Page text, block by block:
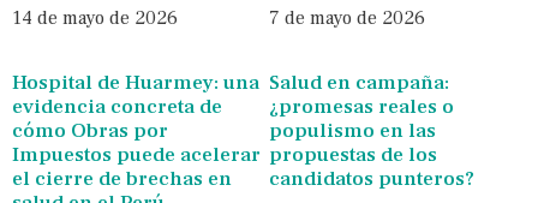
14 de mayo de 2026 7 de mayo de 2026
Hospital de Huarmey: una
evidencia concreta de
cómo Obras por
Impuestos puede acelerar
el cierre de brechas en
Salud en campaña:
¿promesas reales o
populismo en las
propuestas de los
candidatos punteros?